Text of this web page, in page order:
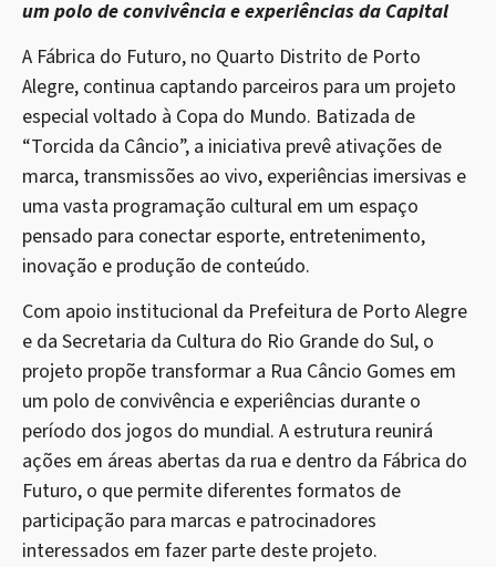
um polo de convivência e experiências da Capital
A Fábrica do Futuro, no Quarto Distrito de Porto
Alegre, continua captando parceiros para um projeto
especial voltado à Copa do Mundo. Batizada de
“Torcida da Câncio”, a iniciativa prevê ativações de
marca, transmissões ao vivo, experiências imersivas e
uma vasta programação cultural em um espaço
pensado para conectar esporte, entretenimento,
inovação e produção de conteúdo.
Com apoio institucional da Prefeitura de Porto Alegre
e da Secretaria da Cultura do Rio Grande do Sul, o
projeto propõe transformar a Rua Câncio Gomes em
um polo de convivência e experiências durante o
período dos jogos do mundial. A estrutura reunirá
ações em áreas abertas da rua e dentro da Fábrica do
Futuro, o que permite diferentes formatos de
participação para marcas e patrocinadores
interessados em fazer parte deste projeto.